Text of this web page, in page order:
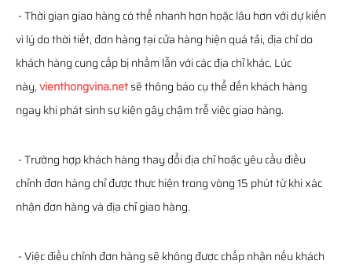
- Thời gian giao hàng có thể nhanh hơn hoặc lâu hơn với dự kiến
vì lý do thời tiết, đơn hàng tại cửa hàng hiện quá tải, địa chỉ do
khách hàng cung cấp bị nhầm lẫn với các địa chỉ khác. Lúc
này,vienthongvina.netsẽ thông báo cụ thể đến khách hàng
ngay khi phát sinh sự kiện gây chậm trễ việc giao hàng.
- Trường hợp khách hàng thay đổi địa chỉ hoặc yêu cầu điều
chỉnh đơn hàng chỉ được thực hiện trong vòng 15 phút từ khi xác
nhận đơn hàng và địa chỉ giao hàng.
- Việc điều chỉnh đơn hàng sẽ không được chấp nhận nếu khách